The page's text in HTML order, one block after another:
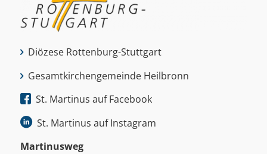
Diözese Rottenburg-Stuttgart
Gesamtkirchengemeinde Heilbronn
St. Martinus auf Facebook
St. Martinus auf Instagram
Martinus­weg